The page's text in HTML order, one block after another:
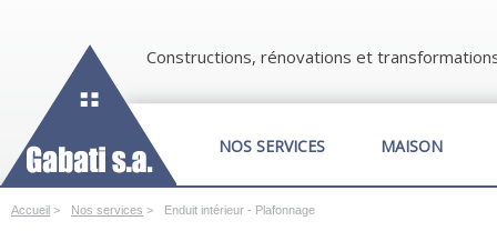
Constructions, rénovations et
NOS SERVICES MAISON
Accueil > Nos services > Enduit intérieur - Plafonnage